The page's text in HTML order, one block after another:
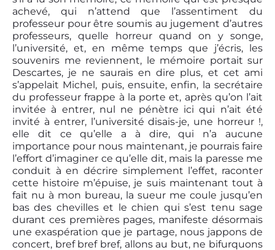
achevé, qui n’attend que l’assentiment du
professeur pour être soumis au jugement d’autres
professeurs, quelle horreur quand on y songe,
l’université, et, en même temps que j’écris, les
souvenirs me reviennent, le mémoire portait sur
Descartes, je ne saurais en dire plus, et cet ami
s’appelait Michel, puis, ensuite, enfin, la secrétaire
du professeur frappe à la porte et, après qu’on l’ait
invitée à entrer, nul ne pénètre ici qui n’ait été
invité à entrer, l’université disais-je, une horreur !,
elle dit ce qu’elle a à dire, qui n’a aucune
importance pour nous maintenant, je pourrais faire
l’effort d’imaginer ce qu’elle dit, mais la paresse me
conduit à en décrire simplement l’effet, raconter
cette histoire m’épuise, je suis maintenant tout à
fait nu à mon bureau, la sueur me coule jusqu’en
bas des chevilles et le chien qui s’est tenu sage
durant ces premières pages, manifeste désormais
une exaspération que je partage, nous jappons de
concert, bref bref bref, allons au but, ne bifurquons